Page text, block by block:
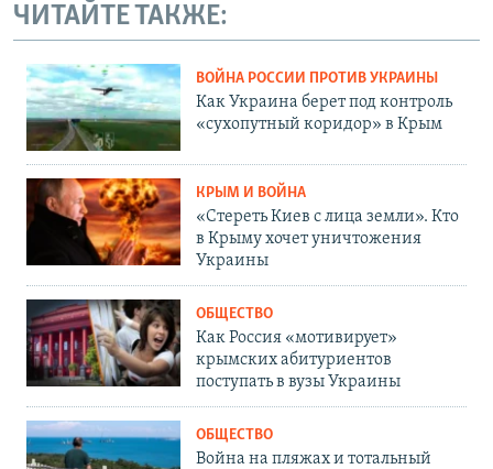
ЧИТАЙТЕ ТАКЖЕ:
ВОЙНА РОССИИ ПРОТИВ УКРАИНЫ
Как Украина берет под контроль
«сухопутный коридор» в Крым
КРЫМ И ВОЙНА
«Стереть Киев с лица земли». Кто
в Крыму хочет уничтожения
Украины
ОБЩЕСТВО
Как Россия «мотивирует»
крымских абитуриентов
поступать в вузы Украины
ОБЩЕСТВО
Война на пляжах и тотальный